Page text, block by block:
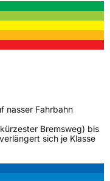
nasser Fahrbahn
Bremsweg) bis
sich je Klasse